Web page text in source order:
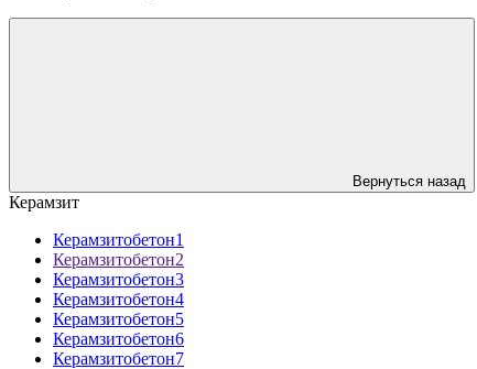
Вернуться назад
Керамзит
Керамзитобетон1
Керамзитобетон2
Керамзитобетон3
Керамзитобетон4
Керамзитобетон5
Керамзитобетон6
Керамзитобетон7